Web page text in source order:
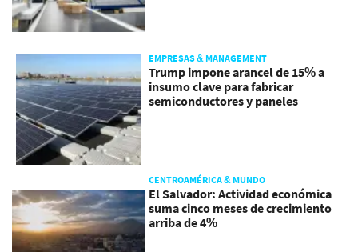
EMPRESAS & MANAGEMENT
Trump impone arancel de 15% a
insumo clave para fabricar
semiconductores y paneles
CENTROAMÉRICA & MUNDO
El Salvador: Actividad económica
suma cinco meses de crecimiento
arriba de 4%